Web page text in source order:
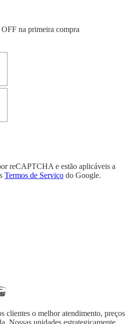
OFF na primeira compra
reCAPTCHA e estão aplicáveis a
Termos de Serviço do Google.
clientes o melhor atendimento, preços